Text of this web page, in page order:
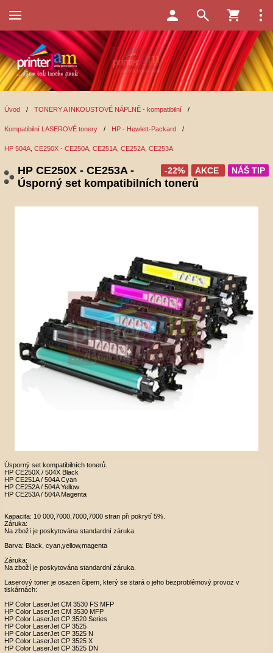
Úvod / TONERY A INKOUSTOVÉ NÁPLNĚ - kompatibilní /
Kompatibilní LASEROVÉ tonery / HP - Hewlett-Packard /
HP 504A, CE250X - CE250A, CE251A, CE252A, CE253A
NÁŠ TIP
AKCE
-22%
HP CE250X - CE253A -
Úsporný set kompatibilních tonerů
Úsporný set kompatibilních tonerů.
HP CE250X / 504X Black
HP CE251A / 504A Cyan
HP CE252A / 504A Yellow
HP CE253A / 504A Magenta
Kapacita: 10 000,7000,7000,7000 stran při pokrytí 5%.
Záruka:
Na zboží je poskytována standardní záruka.
Barva: Black, cyan,yellow,magenta
Záruka:
Na zboží je poskytována standardní záruka.
Laserový toner je osazen čipem, který se stará o jeho bezproblémový provoz v
tiskárnách:
HP Color LaserJet CM 3530 FS MFP
HP Color LaserJet CM 3530 MFP
HP Color LaserJet CP 3520 Series
HP Color LaserJet CP 3525
HP Color LaserJet CP 3525 N
HP Color LaserJet CP 3525 X
HP Color LaserJet CP 3525 DN